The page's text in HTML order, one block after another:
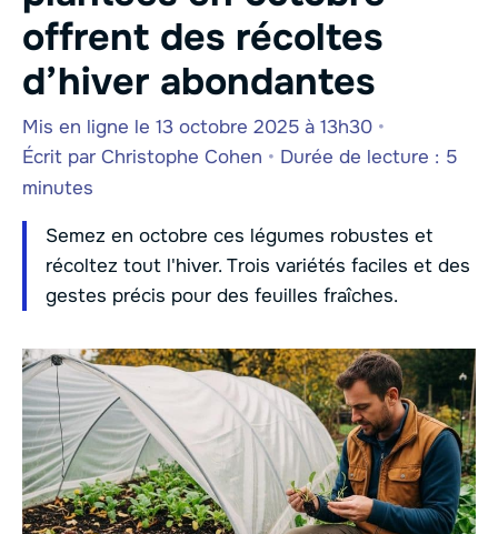
offrent des récoltes
d’hiver abondantes
Mis en ligne le 13 octobre 2025 à 13h30 •
Écrit par Christophe Cohen • Durée de lecture : 5
minutes
Semez en octobre ces légumes robustes et
récoltez tout l'hiver. Trois variétés faciles et des
gestes précis pour des feuilles fraîches.